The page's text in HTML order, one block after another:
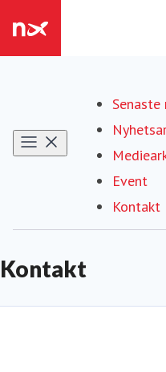
Senaste
Event
Kontakt
Kontakt